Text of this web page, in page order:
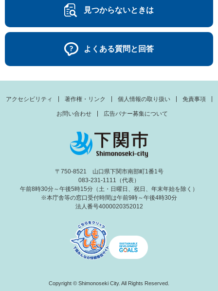
見つからないときは
よくある質問と回答
アクセシビリティ 著作権・リンク 個人情報の取り扱い 免責事項
お問い合わせ 広告バナー募集について
〒750-8521 山口県下関市南部町1番1号
083-231-1111（代表）
午前8時30分～午後5時15分（土・日曜日、祝日、年末年始を除く）
※本庁舎等の窓口受付時間は午前9時～午後4時30分
法人番号4000020352012
Copyright © Shimonoseki City. All Rights Reserved.